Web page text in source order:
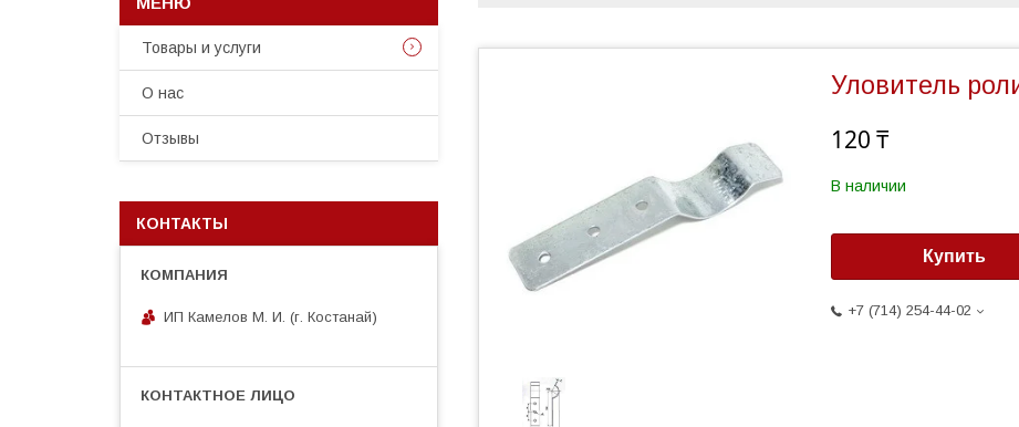
Уловитель
120 ₸
В наличии
Купить
+7 (714) 254-44-02
Товары и услуги
О нас
Отзывы
КОНТАКТЫ
ИП Камелов М. И. (г. Костанай)